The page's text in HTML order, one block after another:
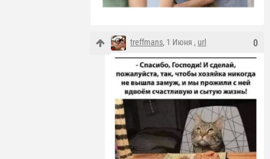
0
treffmans, 1 Июня , url